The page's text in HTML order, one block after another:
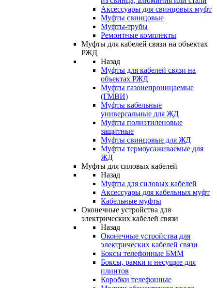
Аксессуары для свинцовых муфт
Муфты свинцовые
Муфты-трубы
Ремонтные комплекты
Муфты для кабелей связи на объектах
РЖД
Назад
Муфты для кабелей связи на
объектах РЖД
Муфты газонепроницаемые
(ГМВИ)
Муфты кабельные
универсальные для ЖД
Муфты полиэтиленовые
защитные
Муфты свинцовые для ЖД
Муфты термоусаживаемые для
ЖД
Муфты для силовых кабелей
Назад
Муфты для силовых кабелей
Аксессуары для кабельных муфт
Кабельные муфты
Оконечные устройства для
электрических кабелей связи
Назад
Оконечные устройства для
электрических кабелей связи
Боксы телефонные БММ
Боксы, рамки и несущие для
плинтов
Коробки телефонные